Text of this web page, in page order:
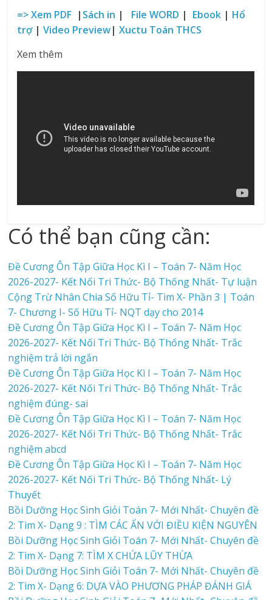
=> Xem PDF | Sách in | File WORD | Ebook | Hổ
trợ|Video Preview|Xuctu Toán THCS
Xem thêm
Có thể bạn cũng cần:
Đề Cương Ôn Tập Giữa Học Kì I – Toán 7- Năm Học
2026-2027- Kết Nối Tri Thức- Bộ Thống Nhất- Tự luận
Cộng Trừ Nhân Chia Số Hữu Tỉ- Tìm X- Phần 3 | Toán
7- Chương I- Số Hữu Tỉ- NQT dạy cho 2014
Đề Cương Ôn Tập Giữa Học Kì I – Toán 7- Năm Học
2026-2027- Kết Nối Tri Thức- Bộ Thống Nhất- Trắc
nghiệm trả lời ngắn
Đề Cương Ôn Tập Giữa Học Kì I – Toán 7- Năm Học
2026-2027- Kết Nối Tri Thức- Bộ Thống Nhất- Trắc
nghiệm đúng- sai
Đề Cương Ôn Tập Giữa Học Kì I – Toán 7- Năm Học
2026-2027- Kết Nối Tri Thức- Bộ Thống Nhất- Trắc
nghiệm abcd
Đề Cương Ôn Tập Giữa Học Kì I – Toán 7- Năm Học
2026-2027- Kết Nối Tri Thức- Bộ Thống Nhất- Lý
Thuyết
Bồi Dưỡng Học Sinh Giỏi Toán 7- Mới Nhất- Chuyên đề
2: Tìm X- Dạng 9 : TÌM CÁC ẨN VỚI ĐIỀU KIỆN NGUYÊN
Bồi Dưỡng Học Sinh Giỏi Toán 7- Mới Nhất- Chuyên đề
2: Tìm X- Dạng 7: TÌM X CHỨA LŨY THỪA
Bồi Dưỡng Học Sinh Giỏi Toán 7- Mới Nhất- Chuyên đề
2: Tìm X- Dạng 6: DỰA VÀO PHƯƠNG PHÁP ĐÁNH GIÁ